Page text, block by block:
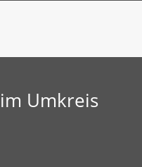
Umkreis